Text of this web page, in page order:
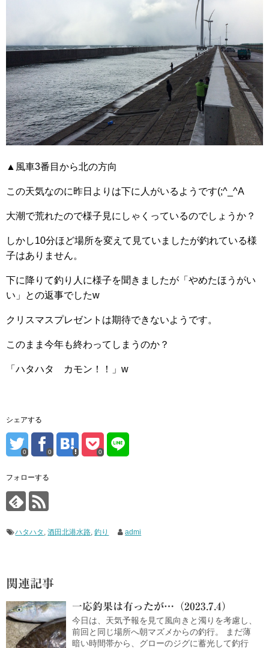
▲風車3番目から北の方向
この天気なのに昨日よりは下に人がいるようです(;^_^A
大潮で荒れたので様子見にしゃくっているのでしょうか？
しかし10分ほど場所を変えて見ていましたが釣れている様
子はありません。
下に降りて釣り人に様子を聞きましたが「やめたほうがい
い」との返事でしたw
クリスマスプレゼントは期待できないようです。
このまま今年も終わってしまうのか？
「ハタハタ カモン！！」w
シェアする
0 0 0
フォローする
ハタハタ ,酒田北港水路,釣り admi
関連記事
一応釣果は有ったが…（2023.7.4）
今日は、天気予報を見て風向きと濁りを考慮し、
前回と同じ場所へ朝マズメからの釣行。 まだ薄
暗い時間帯から、グローのジグに蓄光して釣行